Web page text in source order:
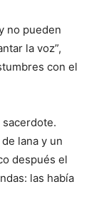
no pueden
la voz”,
con el
lana y un
después el
las había